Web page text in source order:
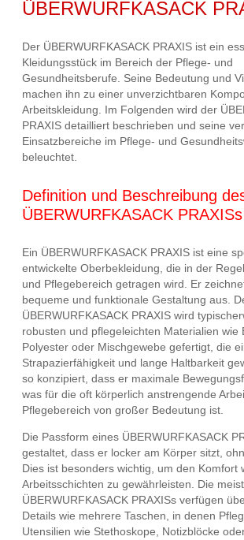
ÜBERWURFKASACK
Der ÜBERWURFKASACK PRAXIS ist ein
Kleidungsstück im Bereich der Pflege- und
Gesundheitsberufe. Seine Bedeutung und
machen ihn zu einer unverzichtbaren
Arbeitskleidung. Im Folgenden wird der
PRAXIS detailliert beschrieben und seine
Einsatzbereiche im Pflege- und
beleuchtet.
Definition und Beschreibung
ÜBERWURFKASACK PRAXISs
Ein ÜBERWURFKASACK PRAXIS ist eine
entwickelte Oberbekleidung, die in der
und Pflegebereich getragen wird. Er
bequeme und funktionale Gestaltung aus.
ÜBERWURFKASACK PRAXIS wird
robusten und pflegeleichten Materialien wie
Polyester oder Mischgewebe gefertigt, die
Strapazierfähigkeit und lange Haltbarkeit
so konzipiert, dass er maximale
was für die oft körperlich anstrengende
Pflegebereich von großer Bedeutung ist.
Die Passform eines ÜBERWURFKASACK
gestaltet, dass er locker am Körper sitzt,
Dies ist besonders wichtig, um den Komfort
Arbeitsschichten zu gewährleisten. Die
ÜBERWURFKASACK PRAXISs verfügen
Details wie mehrere Taschen, in denen
Utensilien wie Stethoskope, Notizblöcke